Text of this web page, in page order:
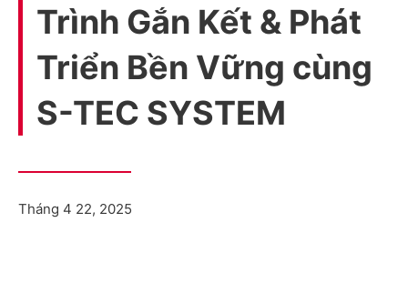
Trình Gắn Kết & Phát
Triển Bền Vững cùng
S-TEC SYSTEM
Tháng 4 22, 2025